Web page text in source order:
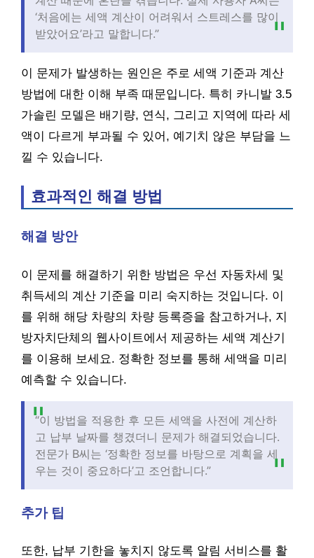
‘처음에는 세액 계산이 어려워서 스트레스를 많이
받았어요’라고 말합니다.”
이 문제가 발생하는 원인은 주로 세액 기준과 계산
방법에 대한 이해 부족 때문입니다. 특히 카니발 3.5
가솔린 모델은 배기량, 연식, 그리고 지역에 따라 세
액이 다르게 부과될 수 있어, 예기치 않은 부담을 느
낄 수 있습니다.
효과적인 해결 방법
해결 방안
이 문제를 해결하기 위한 방법은 우선 자동차세 및
취득세의 계산 기준을 미리 숙지하는 것입니다. 이
를 위해 해당 차량의 차량 등록증을 참고하거나, 지
방자치단체의 웹사이트에서 제공하는 세액 계산기
를 이용해 보세요. 정확한 정보를 통해 세액을 미리
예측할 수 있습니다.
“이 방법을 적용한 후 모든 세액을 사전에 계산하
고 납부 날짜를 챙겼더니 문제가 해결되었습니다.
전문가 B씨는 ‘정확한 정보를 바탕으로 계획을 세
우는 것이 중요하다’고 조언합니다.”
추가 팁
또한, 납부 기한을 놓치지 않도록 알림 서비스를 활